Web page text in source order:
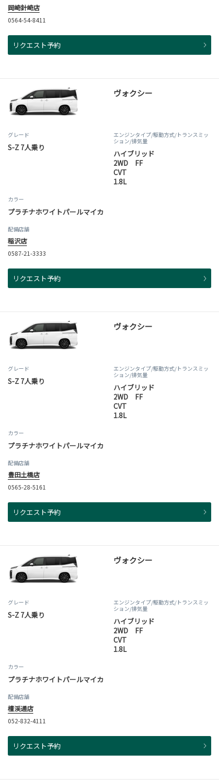
岡崎針崎店
0564-54-8411
リクエスト予約
ヴォクシー
グレード
S-Z 7人乗り
エンジンタイプ/駆動方式/トランスミッ
ション/排気量
ハイブリッド
2WD FF
CVT
1.8L
カラー
プラチナホワイトパールマイカ
配備店舗
稲沢店
0587-21-3333
リクエスト予約
ヴォクシー
グレード
S-Z 7人乗り
エンジンタイプ/駆動方式/トランスミッ
ション/排気量
ハイブリッド
2WD FF
CVT
1.8L
カラー
プラチナホワイトパールマイカ
配備店舗
豊田土橋店
0565-28-5161
リクエスト予約
ヴォクシー
グレード
S-Z 7人乗り
エンジンタイプ/駆動方式/トランスミッ
ション/排気量
ハイブリッド
2WD FF
CVT
1.8L
カラー
プラチナホワイトパールマイカ
配備店舗
檀渓通店
052-832-4111
リクエスト予約